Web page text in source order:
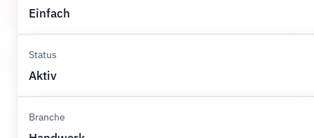
Einfach
Status
Aktiv
Branche